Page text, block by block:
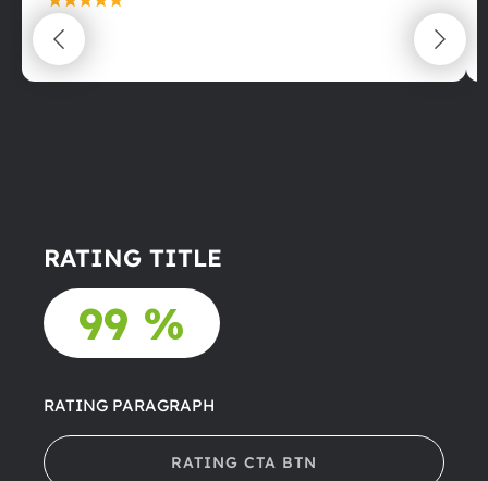
maximální spokojenost
22.06.2025
RATING TITLE
99 %
RATING PARAGRAPH
RATING CTA BTN